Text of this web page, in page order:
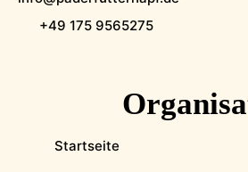
+49 175 9565275
Startseite